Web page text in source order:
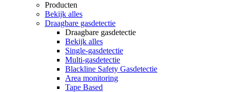
Producten
Bekijk alles
Draagbare gasdetectie
Draagbare gasdetectie
Bekijk alles
Single-gasdetectie
Multi-gasdetectie
Blackline Safety Gasdetectie
Area monitoring
Tape Based